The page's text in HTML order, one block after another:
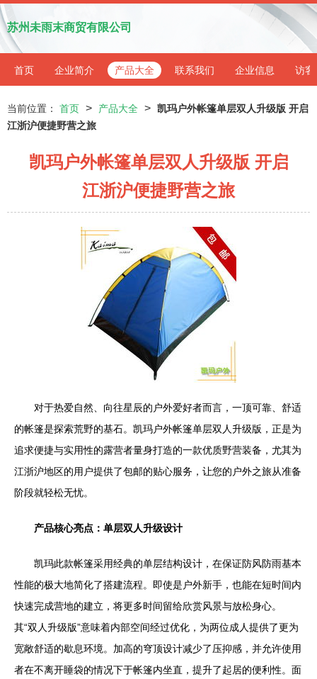
苏州未雨末商贸有限公司
首页 企业简介 产品大全 联系我们 企业信息 访客
当前位置： 首页 > 产品大全 > 凯玛户外帐篷单层双人升级版 开启
江浙沪便捷野营之旅
凯玛户外帐篷单层双人升级版 开启
江浙沪便捷野营之旅
对于热爱自然、向往星辰的户外爱好者而言，一顶可靠、舒适
的帐篷是探索荒野的基石。凯玛户外帐篷单层双人升级版，正是为
追求便捷与实用性的露营者量身打造的一款优质野营装备，尤其为
江浙沪地区的用户提供了包邮的贴心服务，让您的户外之旅从准备
阶段就轻松无忧。
产品核心亮点：单层双人升级设计
凯玛此款帐篷采用经典的单层结构设计，在保证防风防雨基本
性能的极大地简化了搭建流程。即使是户外新手，也能在短时间内
快速完成营地的建立，将更多时间留给欣赏风景与放松身心。
其“双人升级版”意味着内部空间经过优化，为两位成人提供了更为
宽敞舒适的歇息环境。加高的穹顶设计减少了压抑感，并允许使用
者在不离开睡袋的情况下于帐篷内坐直，提升了起居的便利性。面